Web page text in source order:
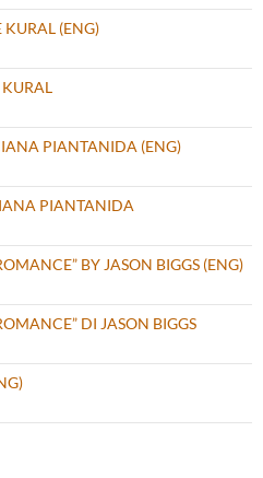
KURAL (ENG)
PIANTANIDA (ENG)
PIANTANIDA
BY JASON BIGGS (ENG)
DI JASON BIGGS